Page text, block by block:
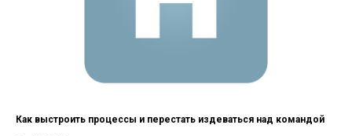
Как выстроить процессы и перестать издеваться над командой